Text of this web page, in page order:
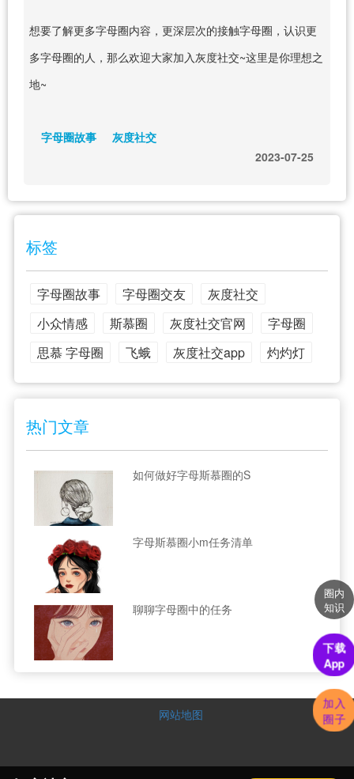
想要了解更多字母圈内容，更深层次的接触字母圈，认识更
多字母圈的人，那么欢迎大家加入灰度社交~这里是你理想之
地~
字母圈故事
灰度社交
2023-07-25
标签
字母圈故事 字母圈交友
灰度社交
小众情感
斯慕圈 灰度社交官网
字母圈
思慕 字母圈
飞蛾 灰度社交app 灼灼灯
热门文章
如何做好字母斯慕圈的S
字母斯慕圈小m任务清单
聊聊字母圈中的任务
网站地图
圈内
知识
下载
App
加入
圈子